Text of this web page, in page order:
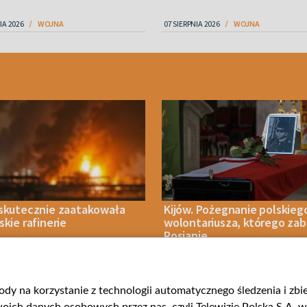
2026 WOJNA 07 SIERPNIA 2026 WOJNA
zaatakowała
rafinerie
2026 WOJNA
Kijów. Pożegnanie
wolontariusza, którego
Rosjanie
07 SIERPNIA 2026 WOJNA
na korzystanie z technologii automatycznego śledzenia i